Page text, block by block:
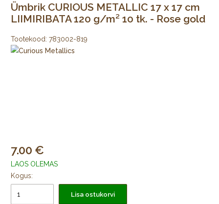
Ümbrik CURIOUS METALLIC 17 x 17 cm
LIIMIRIBATA 120 g/m² 10 tk. - Rose gold
Tootekood: 783002-819
7.00
LAOS OLEMAS
Kogus:
Lisa ostukorvi